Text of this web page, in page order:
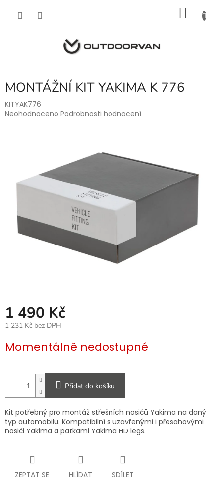
MONTÁŽNÍ KIT YAKIMA K 776
KITYAK776
Průměrné
hvězdiček.
Neohodnoceno Podrobnosti hodnocení
1 490 Kč
1 231 Kč bez DPH
cena:
Momentálně nedostupné
Přidat do košíku
Kit potřebný pro montáž střešních nosičů Yakima na daný
typ automobilu. Kompatibilní s uzavřenými i přesahovými
nosiči Yakima a patkami Yakima HD legs.
ZEPTAT SE HLÍDAT SDÍLET